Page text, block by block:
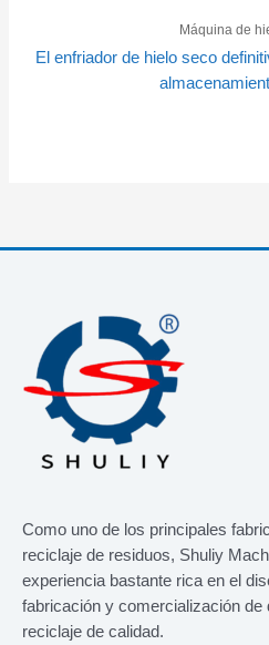
Máquina de
El enfriador de hielo seco
Como uno de los principales
reciclaje de residuos, Shuliy
experiencia bastante rica en el
fabricación y comercialización de
reciclaje de calidad.